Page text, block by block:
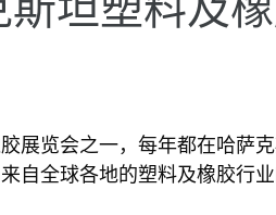
展览会之一，每年都在哈萨
自全球各地的塑料及橡胶行业